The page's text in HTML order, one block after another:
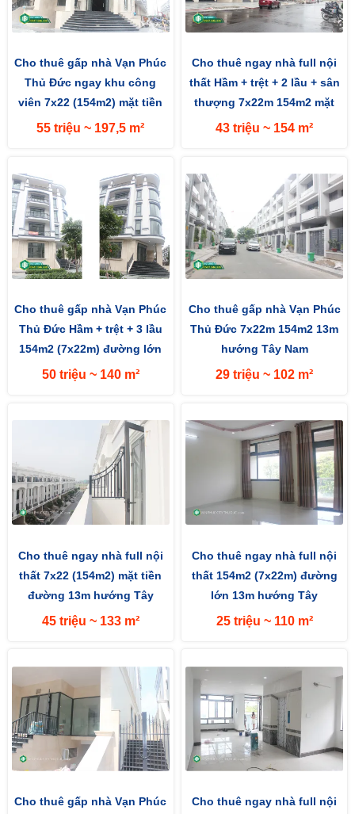
Cho thuê gấp nhà Vạn Phúc
Thủ Đức ngay khu công
viên 7x22 (154m2) mặt tiền
đường 13m hướng Tây Nam
55 triệu ~ 197,5 m²
Cho thuê ngay nhà full nội
thất Hầm + trệt + 2 lầu + sân
thượng 7x22m 154m2 mặt
đường 13m hướng Tây
43 triệu ~ 154 m²
Cho thuê gấp nhà Vạn Phúc
Thủ Đức Hầm + trệt + 3 lầu
154m2 (7x22m) đường lớn
13m hướng Tây Nam
50 triệu ~ 140 m²
Cho thuê gấp nhà Vạn Phúc
Thủ Đức 7x22m 154m2 13m
hướng Tây Nam
29 triệu ~ 102 m²
Cho thuê ngay nhà full nội
thất 7x22 (154m2) mặt tiền
đường 13m hướng Tây
45 triệu ~ 133 m²
Cho thuê ngay nhà full nội
thất 154m2 (7x22m) đường
lớn 13m hướng Tây
25 triệu ~ 110 m²
Cho thuê gấp nhà Vạn Phúc
Cho thuê ngay nhà full nội